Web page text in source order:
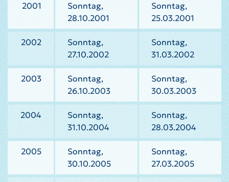
2001
Sonntag,
28.10.2001
Sonntag,
25.03.2001
2002
Sonntag,
27.10.2002
Sonntag,
31.03.2002
2003
Sonntag,
26.10.2003
Sonntag,
30.03.2003
2004
Sonntag,
31.10.2004
Sonntag,
28.03.2004
2005
Sonntag,
30.10.2005
Sonntag,
27.03.2005